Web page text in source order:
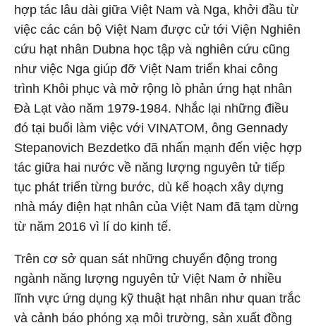
hợp tác lâu dài giữa Việt Nam và Nga, khởi đầu từ
việc các cán bộ Việt Nam được cử tới Viện Nghiên
cứu hạt nhân Dubna học tập và nghiên cứu cũng
như việc Nga giúp đỡ Việt Nam triển khai công
trình Khôi phục và mở rộng lò phản ứng hạt nhân
Đà Lạt vào năm 1979-1984. Nhắc lại những điều
đó tại buổi làm việc với VINATOM, ông Gennady
Stepanovich Bezdetko đã nhấn mạnh đến việc hợp
tác giữa hai nước về năng lượng nguyên tử tiếp
tục phát triển từng bước, dù kế hoạch xây dựng
nhà máy điện hạt nhân của Việt Nam đã tạm dừng
từ năm 2016 vì lí do kinh tế.
Trên cơ sở quan sát những chuyển động trong
ngành năng lượng nguyên tử Việt Nam ở nhiều
lĩnh vực ứng dụng kỹ thuật hạt nhân như quan trắc
và cảnh báo phóng xạ môi trường, sản xuất đồng